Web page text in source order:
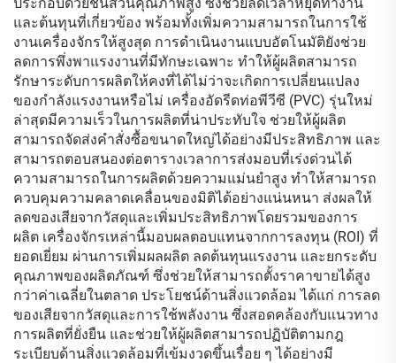
และต้นทุนที่เกี่ยวข้อง พร้อมทั้งเพิ่มความสามารถในการใช้
งานเครื่องจักรให้สูงสุด การดำเนินงานแบบอัตโนมัติยังช่วย
ลดการพึ่งพาแรงงานที่มีทักษะเฉพาะ ทำให้ผู้ผลิตสามารถ
รักษาระดับการผลิตให้คงที่ได้ไม่ว่าจะเกิดการเปลี่ยนแปลง
ของกำลังแรงงานหรือไม่ เครื่องอัดรีดท่อพีวีซี (PVC) รุ่นใหม่
ล่าสุดมีความเร็วในการผลิตที่น่าประทับใจ ช่วยให้ผู้ผลิต
สามารถจัดส่งคำสั่งซื้อขนาดใหญ่ได้อย่างมีประสิทธิภาพ และ
สามารถตอบสนองต่อตารางเวลาการส่งมอบที่เร่งด่วนได้
ความสามารถในการผลิตด้วยความแม่นยำสูง ทำให้สามารถ
ควบคุมความคลาดเคลื่อนของมิติได้อย่างแน่นหนา ส่งผลให้
ลดของเสียจากวัสดุและเพิ่มประสิทธิภาพโดยรวมของการ
ผลิต เครื่องจักรเหล่านี้มอบผลตอบแทนจากการลงทุน (ROI) ที่
ยอดเยี่ยม ผ่านการเพิ่มผลผลิต ลดต้นทุนแรงงาน และยกระดับ
คุณภาพของผลิตภัณฑ์ ซึ่งช่วยให้สามารถตั้งราคาขายได้สูง
กว่าค่าเฉลี่ยในตลาด ประโยชน์ด้านสิ่งแวดล้อม ได้แก่ การลด
ของเสียจากวัสดุและการใช้พลังงาน ซึ่งสอดคล้องกับแนวทาง
การผลิตที่ยั่งยืน และช่วยให้ผู้ผลิตสามารถปฏิบัติตามกฎ
ระเบียบด้านสิ่งแวดล้อมที่เข้มงวดขึ้นเรื่อย ๆ ได้อย่างมี